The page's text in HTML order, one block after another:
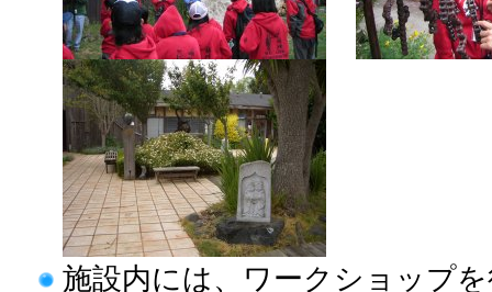
施設内には、ワークショップ